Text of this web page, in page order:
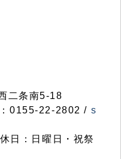
二条南5-18
0155-22-2802 / s
日：日曜日・祝祭